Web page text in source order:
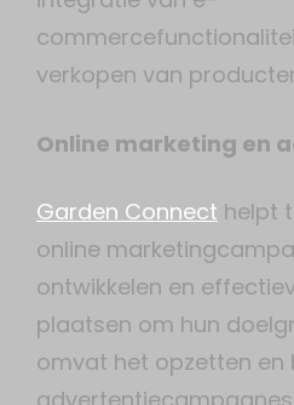
verkopen van
Online marketing en
Garden Connect helpt
online
ontwikkelen en
plaatsen om hun
omvat het opzetten en